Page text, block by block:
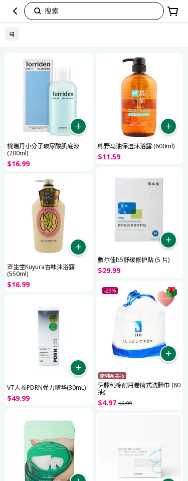
搜索
臻
桃瑞丹小分子玻尿酸肌底液
(200ml)
$16.99
熊野马油保湿沐浴露 (600ml)
$11.59
敷尔佳b5舒缓修护贴 (5 片)
$29.99
资生堂Kuyura杏味沐浴露
(550ml)
$16.99
-29%
赠韩系美妆
伊藤纯棉耐用卷筒式洗脸巾 (80
抽)
$4.97 $6.99
VT人参PDRN弹力精华(30mL)
$49.99